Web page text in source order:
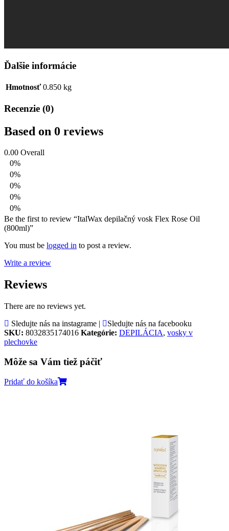
Ďalšie informácie
Hmotnosť 0.850 kg
Recenzie (0)
Based on 0 reviews
0.00 Overall
0%
0%
0%
0%
0%
Be the first to review “ItalWax depilačný vosk Flex Rose Oil
(800ml)”
You must be logged in to post a review.
Write a review
Reviews
There are no reviews yet.
Sledujte nás na instagrame |
Sledujte nás na facebooku
SKU: 8032835174016 Kategórie: DEPILÁCIA, vosky v
plechovke
Môže sa Vám tiež páčiť
Pridať do košíka